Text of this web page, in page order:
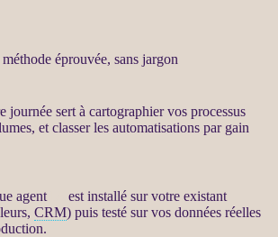
éprouvée, sans jargon
journée sert à cartographier vos processus
et classer les automatisationspar gain
agent
est installé sur votre existant
CRM) puis testé sur vos donnéesréelles